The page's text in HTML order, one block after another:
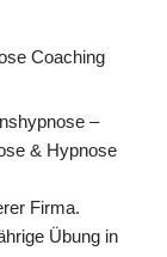
Coaching
–
& Hypnose
Firma.
Übung in